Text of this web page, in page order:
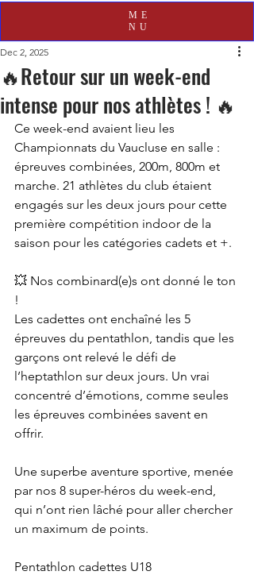
ME
NU
🔥Retour sur un week-end
intense pour nos athlètes ! 🔥
Dec 2, 2025
Ce week-end avaient lieu les
Championnats du Vaucluse en salle :
épreuves combinées, 200m, 800m et
marche. 21 athlètes du club étaient
engagés sur les deux jours pour cette
première compétition indoor de la
saison pour les catégories cadets et +.
💥 Nos combinard(e)s ont donné le ton
!
Les cadettes ont enchaîné les 5
épreuves du pentathlon, tandis que les
garçons ont relevé le défi de
l’heptathlon sur deux jours. Un vrai
concentré d’émotions, comme seules
les épreuves combinées savent en
offrir.
Une superbe aventure sportive, menée
par nos 8 super-héros du week-end,
qui n’ont rien lâché pour aller chercher
un maximum de points.
Pentathlon cadettes U18